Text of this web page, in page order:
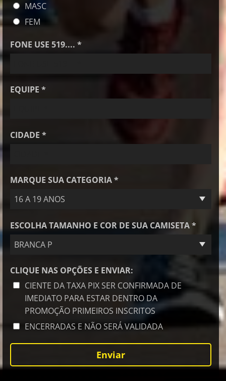
MASC
FEM
FONE USE 519.... *
EQUIPE *
CIDADE *
MARQUE SUA CATEGORIA *
16 A 19 ANOS
ESCOLHA TAMANHO E COR DE SUA CAMISETA *
BRANCA P
CLIQUE NAS OPÇÕES E ENVIAR:
CIENTE DA TAXA PIX SER CONFIRMADA DE
IMEDIATO PARA ESTAR DENTRO DA
PROMOÇÃO PRIMEIROS INSCRITOS
ENCERRADAS E NÃO SERÁ VALIDADA